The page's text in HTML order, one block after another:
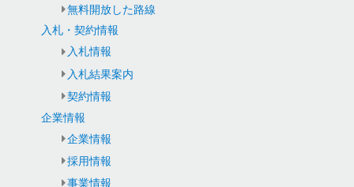
無料開放した路線
入札・契約情報
入札情報
入札結果案内
契約情報
企業情報
企業情報
採用情報
事業情報